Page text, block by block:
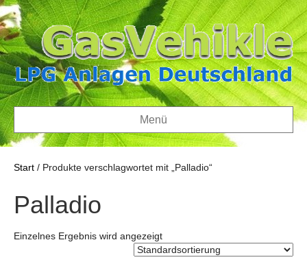
Menü
Start / Produkte verschlagwortet mit „Palladio“
Palladio
Einzelnes Ergebnis wird angezeigt